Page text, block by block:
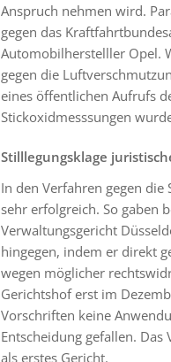
Anspruch nehmen wird.
gegen das
Automobilherstelller Opel.
gegen die
eines öffentlichen Aufrufs
Stickoxidmesssungen
Stilllegungsklage
In den Verfahren gegen
sehr erfolgreich. So gaben
Verwaltungsgericht
hingegen, indem er direkt
wegen möglicher
Gerichtshof erst im
Vorschriften keine
Entscheidung gefallen.
als erstes Gericht.